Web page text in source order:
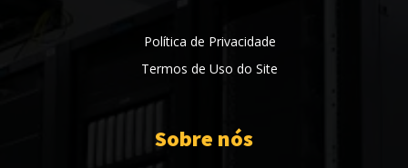
Política de Privacidade
Termos de Uso do Site
Sobre nós